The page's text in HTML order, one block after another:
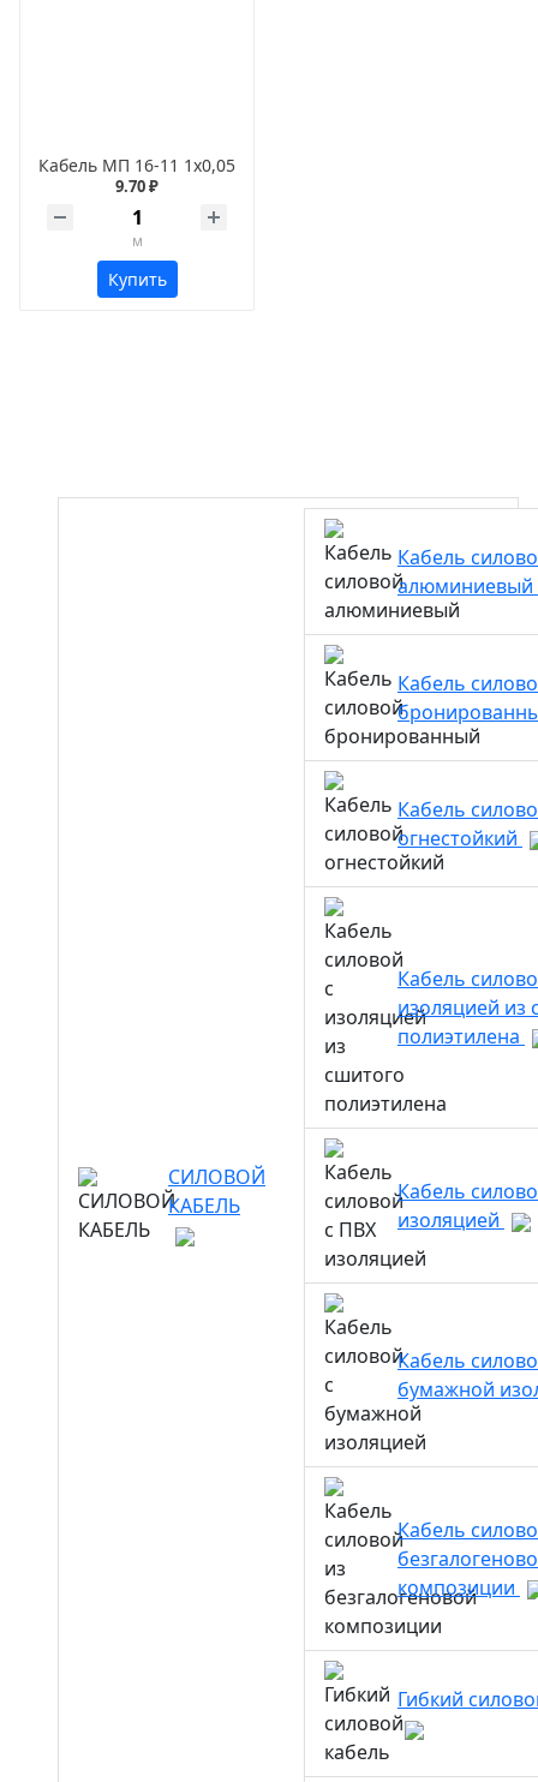
Кабель МП 16-11 1х0,05
9.70 ₽
м
Купить
СИЛОВОЙ
КАБЕЛЬ
Кабель
алюминиевый
Кабель
Кабель
огнестойкий
Кабель
изоляцией из
полиэтилена
Кабель
изоляцией
Кабель
бумажной
Кабель
композиции
Гибкий